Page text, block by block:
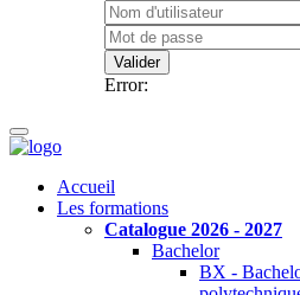
Valider
Error:
Accueil
Les formations
Catalogue 2026 - 2027
Bachelor
BX -